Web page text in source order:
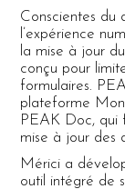
Conscientes du
l’expérience
la mise à jour
conçu pour
formulaires.
plateforme
PEAK Doc, qui
mise à jour des
Mérici a
outil intégré de